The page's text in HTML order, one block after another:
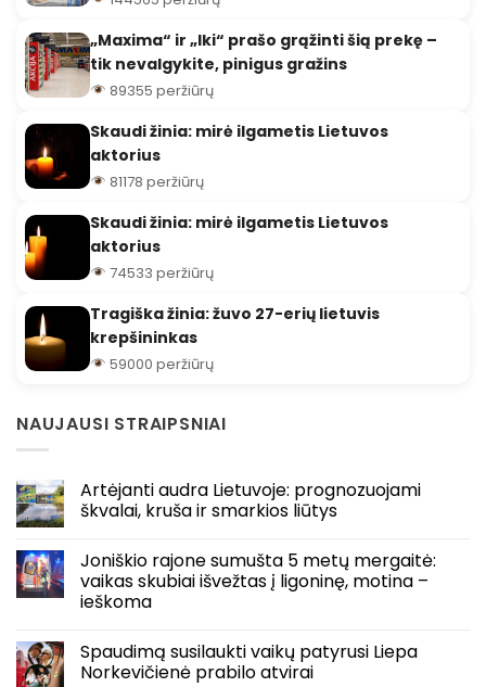
„Maxima“ ir „Iki“ prašo grąžinti šią prekę –
tik nevalgykite, pinigus gražins
89355 peržiūrų
Skaudi žinia: mirė ilgametis Lietuvos
aktorius
81178 peržiūrų
Skaudi žinia: mirė ilgametis Lietuvos
aktorius
74533 peržiūrų
Tragiška žinia: žuvo 27-erių lietuvis
krepšininkas
59000 peržiūrų
NAUJAUSI STRAIPSNIAI
Artėjanti audra Lietuvoje: prognozuojami
škvalai, kruša ir smarkios liūtys
Joniškio rajone sumušta 5 metų mergaitė:
vaikas skubiai išvežtas į ligoninę, motina –
ieškoma
Spaudimą susilaukti vaikų patyrusi Liepa
Norkevičienė prabilo atvirai